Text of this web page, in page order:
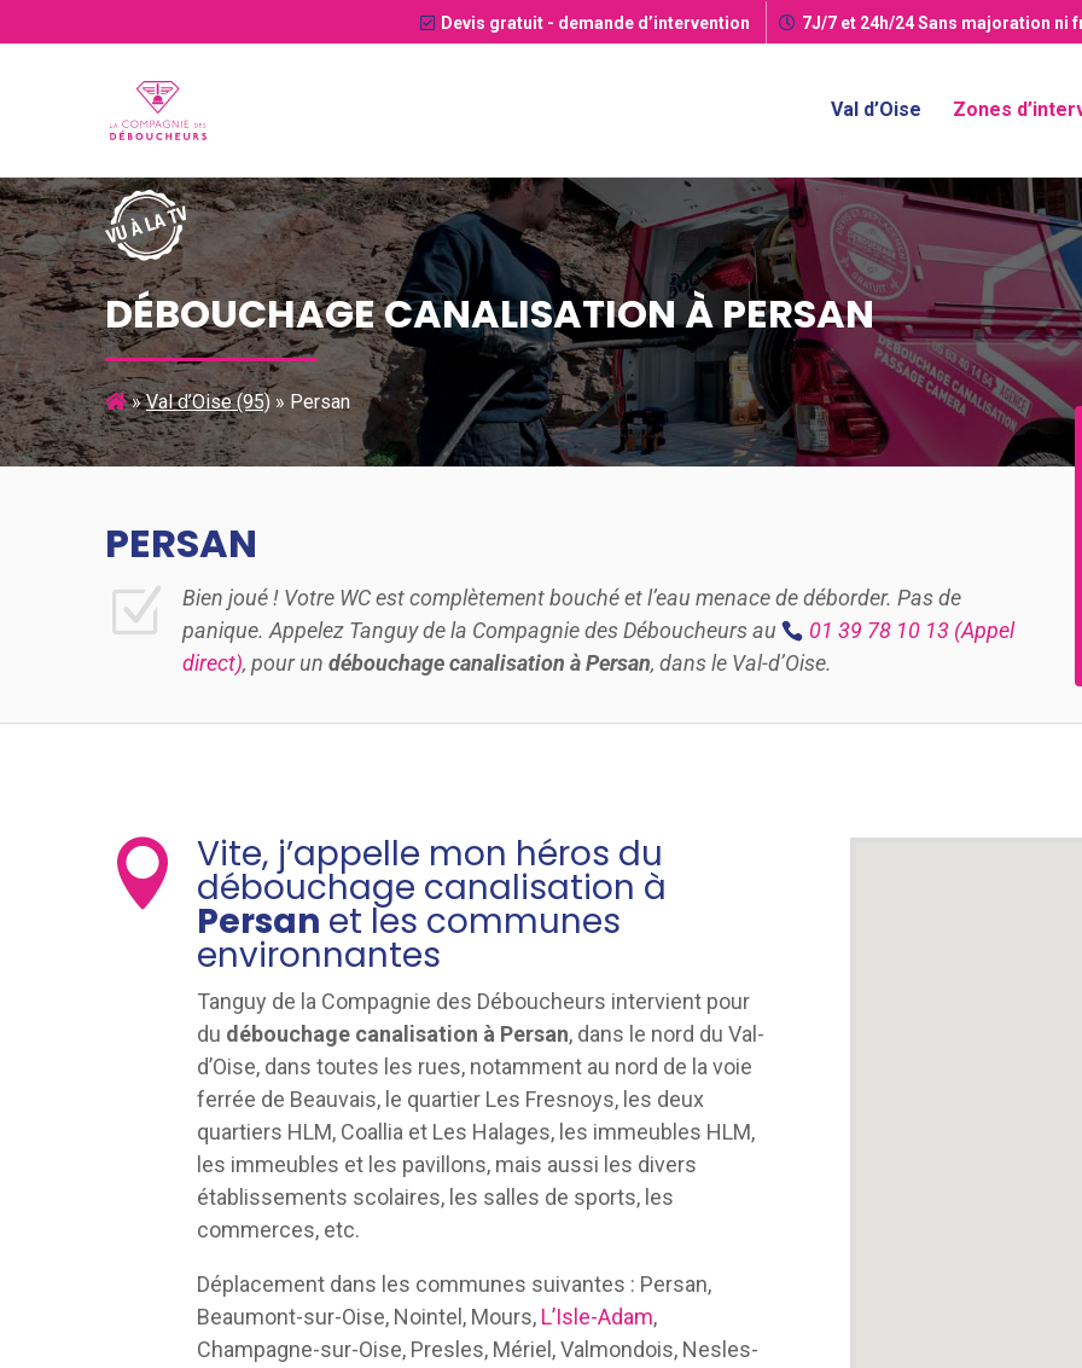
Devis gratuit - demande d’intervention 7J/7 et 24h/24Sans majoration ni
Val d’Oise Zones
DÉBOUCHAGE CANALISATION À PERSAN
»Val d’Oise (95) » Persan
PERSAN
Z
Bien joué ! Votre WC est complètement bouché et l’eau menace de déborder. Pas de
panique. Appelez Tanguy de la Compagnie des Déboucheurs au
01 39 78 10 13 (Appel
direct), pour un débouchage canalisation à Persan, dans le Val-d’Oise.
 Vite, j’appelle mon héros du
débouchage canalisation à
Persan et les communes
environnantes
Tanguy de la Compagnie des Déboucheurs intervient pour
du débouchage canalisation à Persan, dans le nord du Val-
d’Oise, dans toutes les rues, notamment au nord de la voie
ferrée de Beauvais, le quartier Les Fresnoys, les deux
quartiers HLM, Coallia et Les Halages, les immeubles HLM,
les immeubles et les pavillons, mais aussi les divers
établissements scolaires, les salles de sports, les
commerces, etc.
Déplacement dans les communes suivantes : Persan,
Beaumont-sur-Oise, Nointel, Mours, L’Isle-Adam,
Champagne-sur-Oise, Presles, Mériel, Valmondois, Nesles-